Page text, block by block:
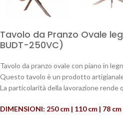
Tavolo da Pranzo Ovale
BUDT-250VC)
Tavolo da pranzo ovale con piano in
Questo tavolo è un prodotto
La particolarità della lavorazione
DIMENSIONI: 250 cm | 110 cm | 78 cm